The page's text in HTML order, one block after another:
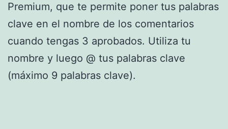
Premium, que te permite poner tus palabras
clave en el nombre de los comentarios
cuando tengas 3 aprobados. Utiliza tu
nombre y luego @ tus palabras clave
(máximo 9 palabras clave).